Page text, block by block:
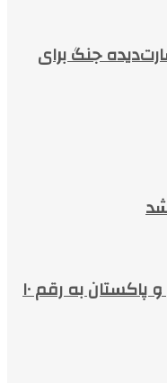
خسارت‌دیده جنگ برای
افزایش حجم تجارت بین ایران و پاکستان به رقم ۱۰